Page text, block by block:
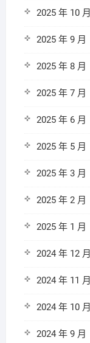
2025 年 10 月
2025 年 9 月
2025 年 8 月
2025 年 7 月
2025 年 6 月
2025 年 5 月
2025 年 3 月
2025 年 2 月
2025 年 1 月
2024 年 12 月
2024 年 11 月
2024 年 10 月
2024 年 9 月